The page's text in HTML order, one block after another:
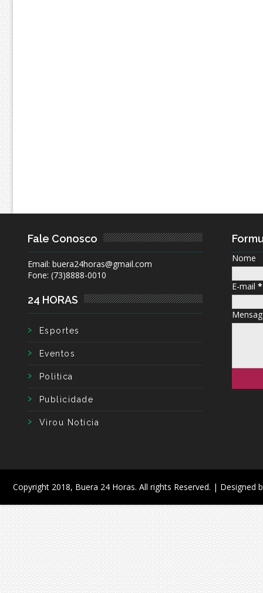
Fale Conosco
Email: buera24horas@gmail.com
Fone: (73)8888-0010
24 HORAS
Esportes
Eventos
Politica
Publicidade
Virou Noticia
Nome
E-mail *
Copyright 2018, Buera 24 Horas. All rights Reserved. | Designed